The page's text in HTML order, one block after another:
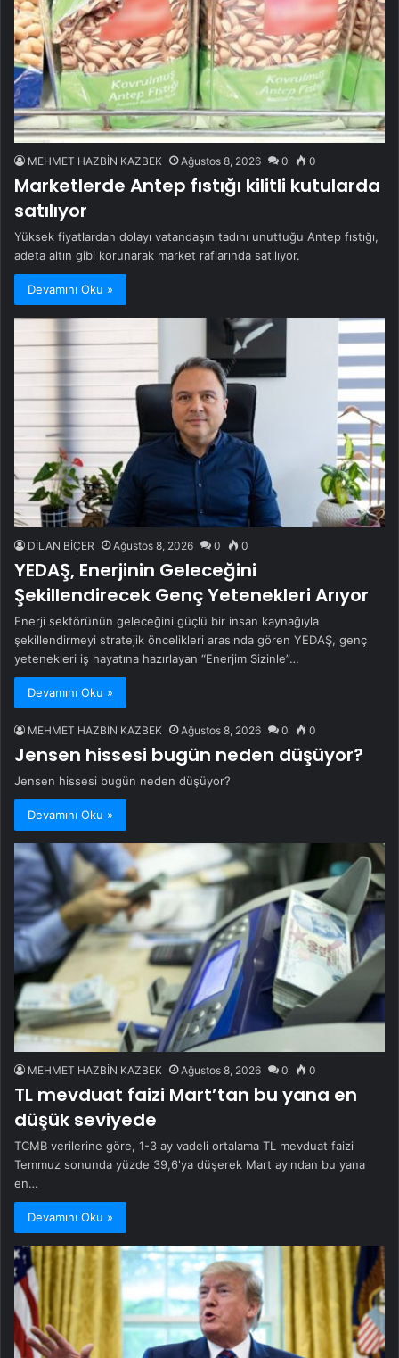
MEHMET HAZBİN KAZBEK Ağustos 8, 2026 0 0
Marketlerde Antep fıstığı kilitli kutularda
satılıyor
Yüksek fiyatlardan dolayı vatandaşın tadını unuttuğu Antep fıstığı,
adeta altın gibi korunarak market raflarında satılıyor.
Devamını Oku »
DİLAN BİÇER Ağustos 8, 2026 0 0
YEDAŞ, Enerjinin Geleceğini
Şekillendirecek Genç Yetenekleri Arıyor
Enerji sektörünün geleceğini güçlü bir insan kaynağıyla
şekillendirmeyi stratejik öncelikleri arasında gören YEDAŞ, genç
yetenekleri iş hayatına hazırlayan “Enerjim Sizinle”…
Devamını Oku »
MEHMET HAZBİN KAZBEK Ağustos 8, 2026 0 0
Jensen hissesi bugün neden düşüyor?
Jensen hissesi bugün neden düşüyor?
Devamını Oku »
MEHMET HAZBİN KAZBEK Ağustos 8, 2026 0 0
TL mevduat faizi Mart’tan bu yana en
düşük seviyede
TCMB verilerine göre, 1-3 ay vadeli ortalama TL mevduat faizi
Temmuz sonunda yüzde 39,6'ya düşerek Mart ayından bu yana
en…
Devamını Oku »